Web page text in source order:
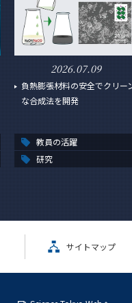
2026.07.09
負熱膨張材料の安全でクリー
な合成法を開発
教員の活躍
研究
サイトマップ